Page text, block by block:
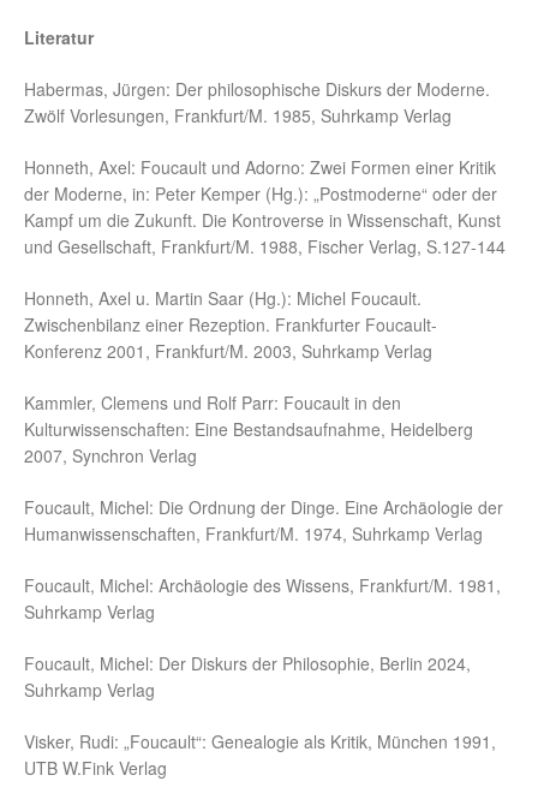
Literatur
Habermas, Jürgen: Der philosophische Diskurs der Moderne.
Zwölf Vorlesungen, Frankfurt/M. 1985, Suhrkamp Verlag
Honneth, Axel: Foucault und Adorno: Zwei Formen einer Kritik
der Moderne, in: Peter Kemper (Hg.): „Postmoderne“ oder der
Kampf um die Zukunft. Die Kontroverse in Wissenschaft, Kunst
und Gesellschaft, Frankfurt/M. 1988, Fischer Verlag, S.127-144
Honneth, Axel u. Martin Saar (Hg.): Michel Foucault.
Zwischenbilanz einer Rezeption. Frankfurter Foucault-
Konferenz 2001, Frankfurt/M. 2003, Suhrkamp Verlag
Kammler, Clemens und Rolf Parr: Foucault in den
Kulturwissenschaften: Eine Bestandsaufnahme, Heidelberg
2007, Synchron Verlag
Foucault, Michel: Die Ordnung der Dinge. Eine Archäologie der
Humanwissenschaften, Frankfurt/M. 1974, Suhrkamp Verlag
Foucault, Michel: Archäologie des Wissens, Frankfurt/M. 1981,
Suhrkamp Verlag
Foucault, Michel: Der Diskurs der Philosophie, Berlin 2024,
Suhrkamp Verlag
Visker, Rudi: „Foucault“: Genealogie als Kritik, München 1991,
UTB W.Fink Verlag